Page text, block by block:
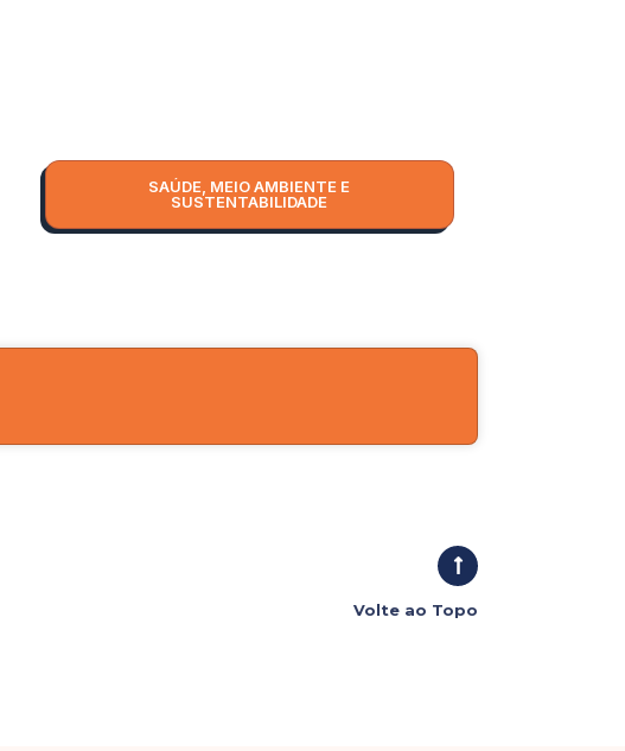
SAÚDE, MEIO AMBIENTE E
SUSTENTABILIDADE
Volte ao Topo